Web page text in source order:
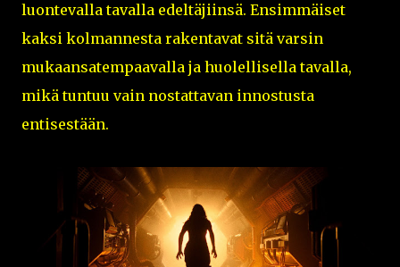
luontevalla tavalla edeltäjiinsä. Ensimmäiset
kaksi kolmannesta rakentavat sitä varsin
mukaansatempaavalla ja huolellisella tavalla,
mikä tuntuu vain nostattavan innostusta
entisestään.